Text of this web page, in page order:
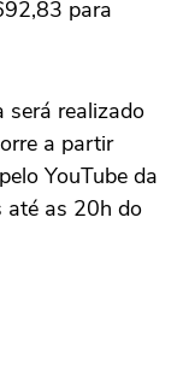
para
será realizado
a partir
YouTube da
até as 20h do